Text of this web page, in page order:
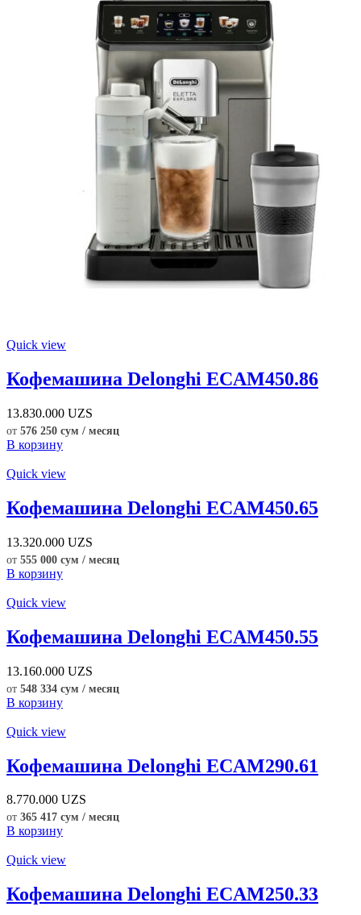
Quick view
Кофемашина Delonghi ECAM450.86
13.830.000 UZS
от 576 250 сум / месяц
В корзину
Quick view
Кофемашина Delonghi ECAM450.65
13.320.000 UZS
от 555 000 сум / месяц
В корзину
Quick view
Кофемашина Delonghi ECAM450.55
13.160.000 UZS
от 548 334 сум / месяц
В корзину
Quick view
Кофемашина Delonghi ECAM290.61
8.770.000 UZS
от 365 417 сум / месяц
В корзину
Quick view
Кофемашина Delonghi ECAM250.33